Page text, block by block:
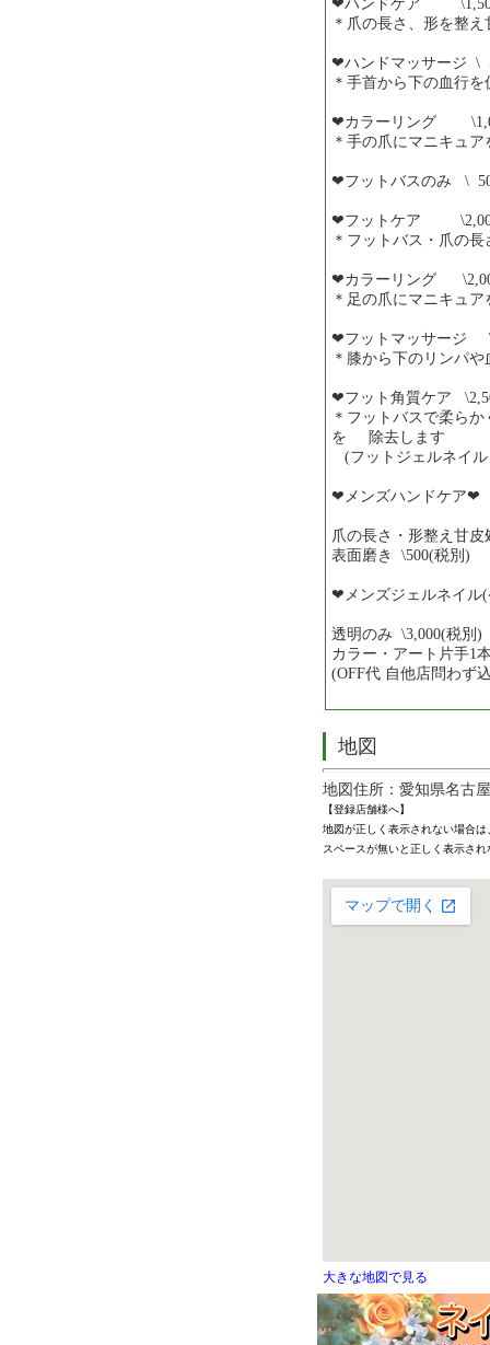
❤︎ハンドケア
＊爪の長さ、形を整
❤︎ハンドマッサージ \
＊手首から下の血行
❤︎カラーリング
＊手の爪にマニキュ
❤︎フットバスのみ \
❤︎フットケア
＊フットバス・爪の
❤︎カラーリング
＊足の爪にマニキュ
❤︎フットマッサージ
＊膝から下のリンパ
❤︎フット角質ケア
＊フットバスで柔ら
を 除去します
(フットジェルネイル
❤︎メンズハンドケア❤︎
爪の長さ・形整え甘
表面磨き \500(税別)
❤︎メンズジェルネイル
透明のみ \3,000(税別)
カラー・アート片手1
(OFF代 自他店問わず
地図
地図住所：愛知県名古
【登録店舗様へ】
地図が正しく表示されない場合
スペースが無いと正しく表示さ
大きな地図で見る